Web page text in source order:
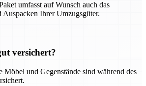
umfasst auf Wunsch auch das
Ihrer Umzugsgüter.
versichert?
Möbel und Gegenstände sind während des